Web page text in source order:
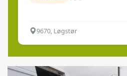
9670, Løgstør